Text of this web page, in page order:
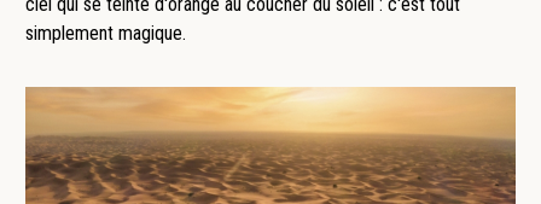
simplement magique.